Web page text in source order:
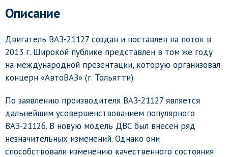
Описание
Двигатель ВАЗ-21127 создан и поставлен на поток в
2013 г. Широкой публике представлен в том же году
на международной презентации, которую организовал
концерн «АвтоВАЗ» (г. Тольятти).
По заявлению производителя ВАЗ-21127 является
дальнейшим усовершенствованием популярного
ВАЗ-21126. В новую модель ДВС был внесен ряд
незначительных изменений. Однако они
способствовали изменению качественного состояния